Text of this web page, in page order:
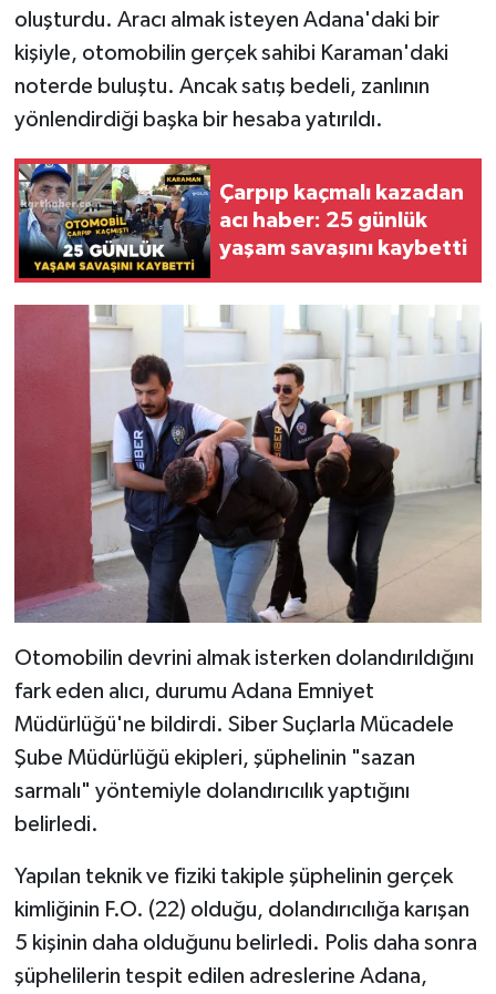
oluşturdu. Aracı almak isteyen Adana'daki bir
kişiyle, otomobilin gerçek sahibi Karaman'daki
noterde buluştu. Ancak satış bedeli, zanlının
yönlendirdiği başka bir hesaba yatırıldı.
Çarpıp kaçmalı kazadan
acı haber: 25 günlük
yaşam savaşını kaybetti
Otomobilin devrini almak isterken dolandırıldığını
fark eden alıcı, durumu Adana Emniyet
Müdürlüğü'ne bildirdi. Siber Suçlarla Mücadele
Şube Müdürlüğü ekipleri, şüphelinin "sazan
sarmalı" yöntemiyle dolandırıcılık yaptığını
belirledi.
Yapılan teknik ve fiziki takiple şüphelinin gerçek
kimliğinin F.O. (22) olduğu, dolandırıcılığa karışan
5 kişinin daha olduğunu belirledi. Polis daha sonra
şüphelilerin tespit edilen adreslerine Adana,